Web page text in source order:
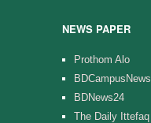
NEWS PAPER
Prothom Alo
BDCampusNews
BDNews24
The Daily Ittefaq